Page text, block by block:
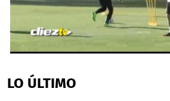
of
54
LO ÚLTIMO